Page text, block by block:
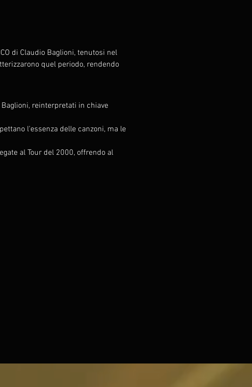
di Claudio Baglioni, tenutosi nel
quel periodo, rendendo
reinterpretati in chiave
l'essenza delle canzoni, ma le
al Tour del 2000, offrendo al